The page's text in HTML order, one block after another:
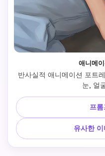
애니메
반사실적 애니메이션 포트
프
유사한